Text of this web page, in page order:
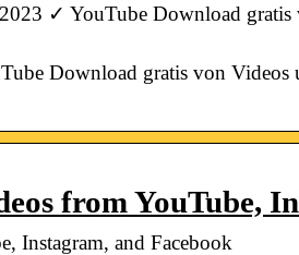
✓ YouTube Download
Download gratis von Videos
from YouTube,
Instagram, and Facebook